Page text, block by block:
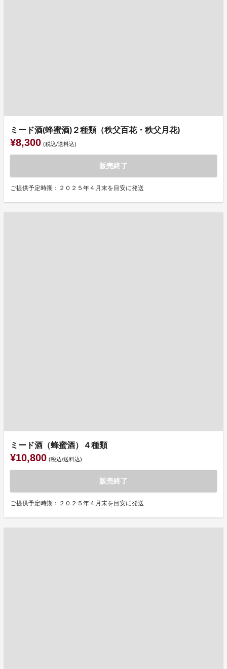
ミード酒(蜂蜜酒)２種類（秩父百花・秩父月花)
¥8,300 (税込/送料込)
販売終了
ご提供予定時期：２０２５年４月末を目安に発送
ミード酒（蜂蜜酒）４種類
¥10,800 (税込/送料込)
販売終了
ご提供予定時期：２０２５年４月末を目安に発送